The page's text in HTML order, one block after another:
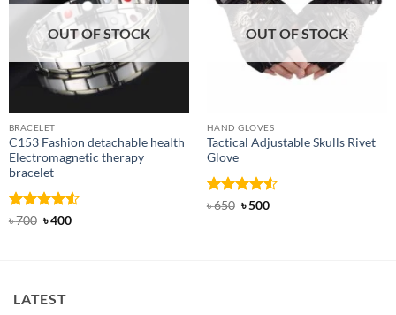
OUT OF STOCK
BRACELET
C153 Fashion detachable health
Electromagnetic therapy
bracelet
Rated4.5
৳700 Original
৳400Current
OUT OF STOCK
HAND GLOVES
Tactical Adjustable Skulls Rivet
Glove
Rated4.5
৳650 Original
৳500Current
LATEST